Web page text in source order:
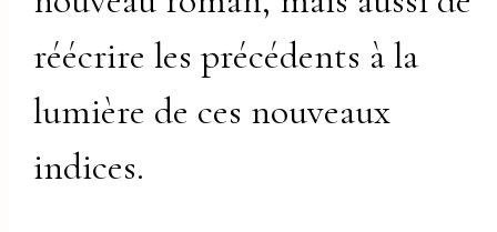
réécrire les précédents à la
lumière de ces nouveaux
indices.